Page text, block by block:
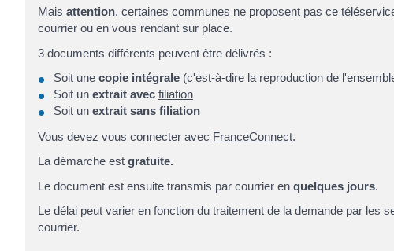
Mais attention, certaines communes ne proposent pas ce
courrier ou en vous rendant sur place.
3 documents différents peuvent être délivrés :
Soit une copie intégrale (c'est-à-dire la reproduction de
Soit un extrait avec filiation
Soit un extrait sans filiation
Vous devez vous connecter avec FranceConnect.
La démarche est gratuite.
Le document est ensuite transmis par courrier en quelques jours.
Le délai peut varier en fonction du traitement de la demande par les
courrier.